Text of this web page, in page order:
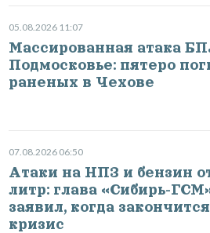
05.08.2026 11:07
Массированная атака
Подмосковье: пятеро
раненых в Чехове
07.08.2026 06:50
Атаки на НПЗ и бензин
литр: глава «Сибирь-
заявил, когда
кризис